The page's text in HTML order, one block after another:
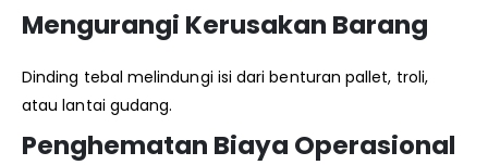
Mengurangi Kerusakan Barang
Dinding tebal melindungi isi dari benturan pallet, troli,
atau lantai gudang.
Penghematan Biaya Operasional